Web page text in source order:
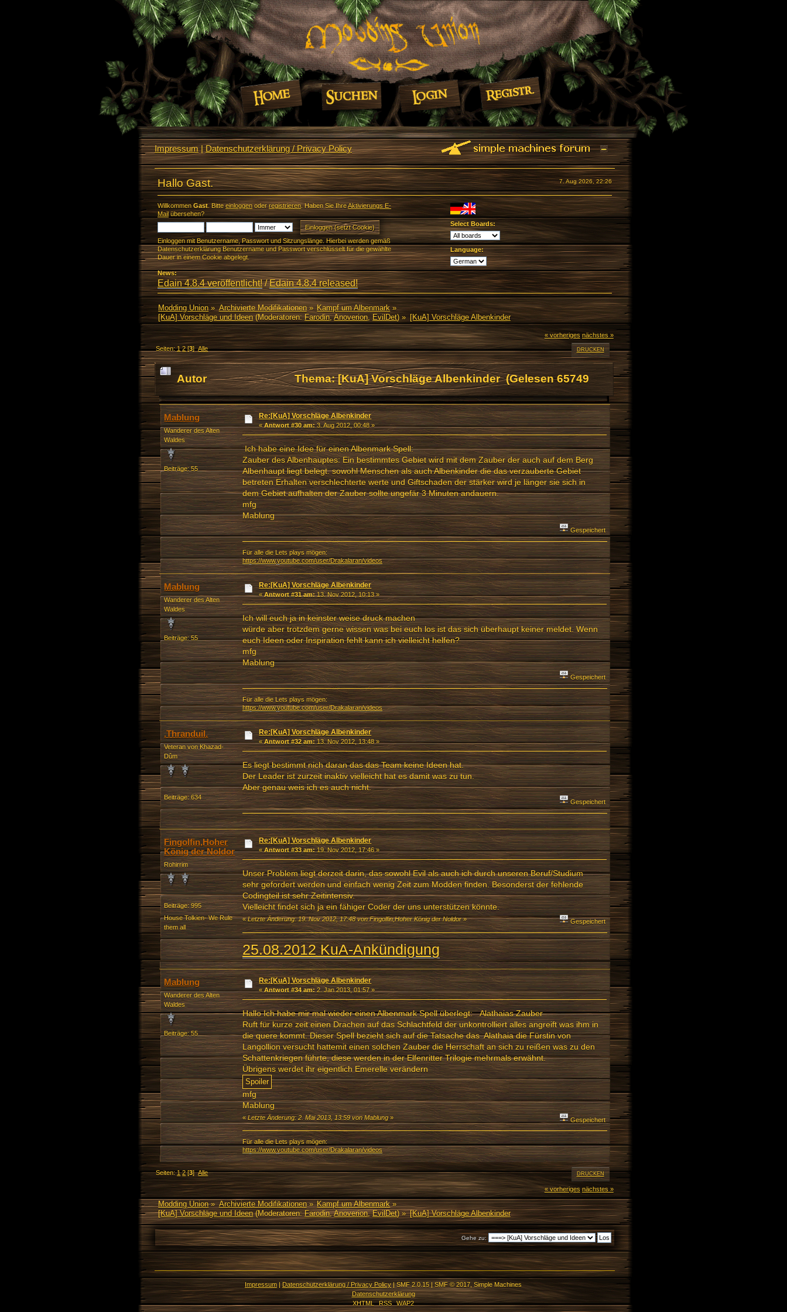
Impressum|Datenschutzerklärung / Privacy Policy
7. Aug 2026, 22:26
Hallo Gast.
Willkommen Gast. Bitte einloggenoderregistrieren. Haben Sie IhreAktivierungs E-
Mailübersehen?
Einloggen mit Benutzername, Passwort und Sitzungslänge. Hierbei werden gemäß
Datenschutzerklärung Benutzername und Passwort verschlüsselt für die gewählte
Dauer in einem Cookie abgelegt.
Select Boards:
Language:
News:
Edain 4.8.4 veröffentlicht!/Edain 4.8.4 released!
Modding Union» Archivierte Modifikationen» Kampf um Albenmark»
[KuA] Vorschläge und Ideen(Moderatoren:Farodin,Anoverion,EvilDet) » [KuA] Vorschläge Albenkinder
« vorheriges nächstes »
DRUCKEN
Seiten:1 2[3]Alle
Autor Thema: [KuA] Vorschläge Albenkinder (Gelesen 65749
mal)
Mablung
Wanderer des Alten
Waldes
Beiträge: 55
Re:[KuA] Vorschläge Albenkinder
«Antwort #30 am:3. Aug 2012, 00:48 »
Ich habe eine Idee für einen Albenmark Spell:
Zauber des Albenhauptes: Ein bestimmtes Gebiet wird mit dem Zauber der auch auf dem Berg
Albenhaupt liegt belegt. sowohl Menschen als auch Albenkinder die das verzauberte Gebiet
betreten Erhalten verschlechterte werte und Giftschaden der stärker wird je länger sie sich in
dem Gebiet aufhalten der Zauber sollte ungefär 3 Minuten andauern.
mfg
Mablung
Gespeichert
Für alle die Lets plays mögen:
https://www.youtube.com/user/Drakalaran/videos
Mablung
Wanderer des Alten
Waldes
Beiträge: 55
Re:[KuA] Vorschläge Albenkinder
«Antwort #31 am:13. Nov 2012, 10:13 »
Ich will euch ja in keinster weise druck machen
würde aber trotzdem gerne wissen was bei euch los ist das sich überhaupt keiner meldet. Wenn
euch Ideen oder Inspiration fehlt kann ich vielleicht helfen?
mfg
Mablung
Gespeichert
Für alle die Lets plays mögen:
https://www.youtube.com/user/Drakalaran/videos
.Thranduil.
Veteran von Khazad-
Dûm
Beiträge: 634
Re:[KuA] Vorschläge Albenkinder
«Antwort #32 am:13. Nov 2012, 13:48 »
Es liegt bestimmt nich daran das das Team keine Ideen hat.
Der Leader ist zurzeit inaktiv vielleicht hat es damit was zu tun.
Aber genau weis ich es auch nicht.
Gespeichert
Fingolfin,Hoher
König der Noldor
Rohirrim
Beiträge: 995
House Tolkien- We Rule
them all
Re:[KuA] Vorschläge Albenkinder
«Antwort #33 am:19. Nov 2012, 17:46 »
Unser Problem liegt derzeit darin, das sowohl Evil als auch ich durch unseren Beruf/Studium
sehr gefordert werden und einfach wenig Zeit zum Modden finden. Besonderst der fehlende
Codingteil ist sehr Zeitintensiv.
Vielleicht findet sich ja ein fähiger Coder der uns unterstützen könnte.
«Letzte Änderung: 19. Nov 2012, 17:48 von Fingolfin,Hoher König der Noldor» Gespeichert
25.08.2012 KuA-Ankündigung
Mablung
Wanderer des Alten
Waldes
Beiträge: 55
Re:[KuA] Vorschläge Albenkinder
«Antwort #34 am:2. Jan 2013, 01:57 »
Hallo Ich habe mir mal wieder einen Albenmark Spell überlegt: Alathaias Zauber
Ruft für kurze zeit einen Drachen auf das Schlachtfeld der unkontrolliert alles angreift was ihm in
die quere kommt. Dieser Spell bezieht sich auf die Tatsache das Alathaia die Fürstin von
Langollion versucht hattemit einen solchen Zauber die Herrschaft an sich zu reißen was zu den
Schattenkriegen führte, diese werden in der Elfenritter Trilogie mehrmals erwähnt.
Übrigens werdet ihr eigentlich Emerelle verändern
mfg
Mablung
«Letzte Änderung: 2. Mai 2013, 13:59 von Mablung » Gespeichert
Für alle die Lets plays mögen:
https://www.youtube.com/user/Drakalaran/videos
DRUCKEN
Seiten:1 2[3]Alle
« vorheriges nächstes »
Modding Union» Archivierte Modifikationen» Kampf um Albenmark»
[KuA] Vorschläge und Ideen(Moderatoren:Farodin,Anoverion,EvilDet) » [KuA] Vorschläge Albenkinder
Gehe zu:
Impressum |Datenschutzerklärung / Privacy Policy|SMF 2.0.15| SMF © 2017 Simple Machines
Datenschutzerklärung
XHTML
RSS WAP2